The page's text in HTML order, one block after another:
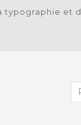
typographie et